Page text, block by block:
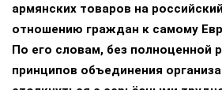
армянских товаров на
отношению граждан к самому
По его словам, без полноценной
принципов объединения